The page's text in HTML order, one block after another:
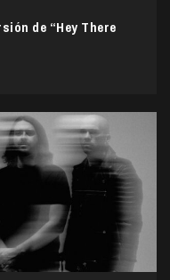
de “Hey There